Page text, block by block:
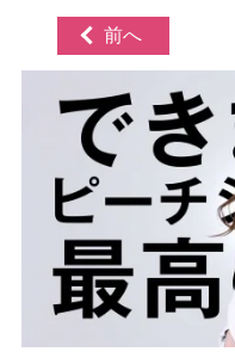
前へ